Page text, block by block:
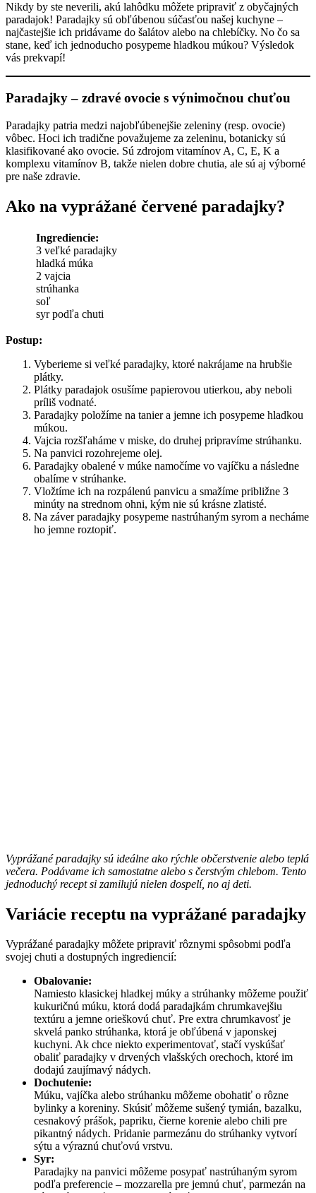
Nikdy by ste neverili, akú lahôdku môžete pripraviť z obyčajných
paradajok! Paradajky sú obľúbenou súčasťou našej kuchyne –
najčastejšie ich pridávame do šalátov alebo na chlebíčky. No čo sa
stane, keď ich jednoducho posypeme hladkou múkou? Výsledok
vás prekvapí!
Paradajky – zdravé ovocie s výnimočnou chuťou
Paradajky patria medzi najobľúbenejšie zeleniny (resp. ovocie)
vôbec. Hoci ich tradične považujeme za zeleninu, botanicky sú
klasifikované ako ovocie. Sú zdrojom vitamínov A, C, E, K a
komplexu vitamínov B, takže nielen dobre chutia, ale sú aj výborné
pre naše zdravie.
Ako na vyprážané červené paradajky?
Ingrediencie:
3 veľké paradajky
hladká múka
2 vajcia
strúhanka
soľ
syr podľa chuti
Postup:
Vyberieme si veľké paradajky, ktoré nakrájame na hrubšie
plátky.
Plátky paradajok osušíme papierovou utierkou, aby neboli
príliš vodnaté.
Paradajky položíme na tanier a jemne ich posypeme hladkou
múkou.
Vajcia rozšľaháme v miske, do druhej pripravíme strúhanku.
Na panvici rozohrejeme olej.
Paradajky obalené v múke namočíme vo vajíčku a následne
obalíme v strúhanke.
Vložtíme ich na rozpálenú panvicu a smažíme približne 3
minúty na strednom ohni, kým nie sú krásne zlatisté.
Na záver paradajky posypeme nastrúhaným syrom a necháme
ho jemne roztopiť.
Vyprážané paradajky sú ideálne ako rýchle občerstvenie alebo teplá
večera. Podávame ich samostatne alebo s čerstvým chlebom. Tento
jednoduchý recept si zamilujú nielen dospelí, no aj deti.
Variácie receptu na vyprážané paradajky
Vyprážané paradajky môžete pripraviť rôznymi spôsobmi podľa
svojej chuti a dostupných ingrediencií:
Obalovanie:
Namiesto klasickej hladkej múky a strúhanky môžeme použiť
kukuričnú múku, ktorá dodá paradajkám chrumkavejšiu
textúru a jemne orieškovú chuť. Pre extra chrumkavosť je
skvelá panko strúhanka, ktorá je obľúbená v japonskej
kuchyni. Ak chce niekto experimentovať, stačí vyskúšať
obaliť paradajky v drvených vlašských orechoch, ktoré im
dodajú zaujímavý nádych.
Dochutenie:
Múku, vajíčka alebo strúhanku môžeme obohatiť o rôzne
bylinky a koreniny. Skúsiť môžeme sušený tymián, bazalku,
cesnakový prášok, papriku, čierne korenie alebo chili pre
pikantný nádych. Pridanie parmezánu do strúhanky vytvorí
sýtu a výraznú chuťovú vrstvu.
Syr:
Paradajky na panvici môžeme posypať nastrúhaným syrom
podľa preferencie – mozzarella pre jemnú chuť, parmezán na